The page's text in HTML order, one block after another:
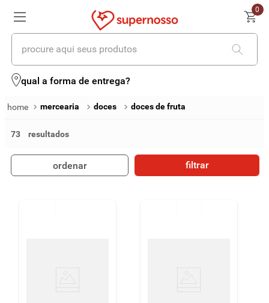
0
procure aqui seus produtos
qual a forma de entrega?
mercearia doces doces de fruta
73
ordenar filtrar
termos mais buscados
4º iogurte